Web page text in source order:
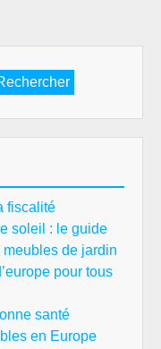
fiscalité
soleil : le guide
de jardin
pour tous
santé
en Europe